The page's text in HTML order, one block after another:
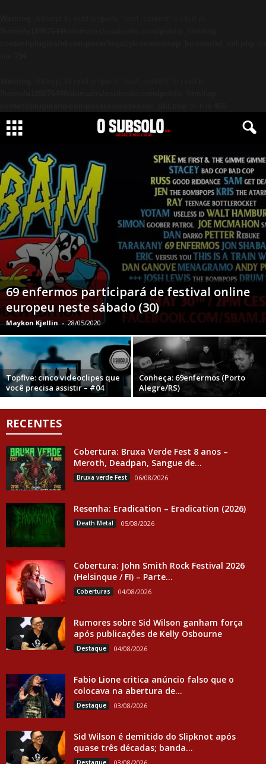
69 enfermos participará de festival online
europeu neste sábado (30)
Maykon Kjellin - 28/05/2020
Topfive: cinco videoclipes que
você precisa assistir – #04
Conheça: 69enfermos (Porto
Alegre/RS)
RECENTES
Cobertura: Bruxa Verde Fest 8 anos –
Meroth, Deadpan, Sangue de...
Bruxa verde Fest 06/08/2026
Resenha: Eradication – Eradication (2026)
Death Metal 05/08/2026
Cobertura: John Smith Rock Festival 2026
(Helsinque / FI) – Parte...
Coberturas 04/08/2026
Rumores sobre Sid Wilson ganham força
após publicações de Kelly Osbourne
Destaque 04/08/2026
Fabio Lione critica anúncio falso que o
colocava na abertura de...
Destaque 03/08/2026
Sid Wilson é demitido do Slipknot após
quase três décadas; banda...
Destaque